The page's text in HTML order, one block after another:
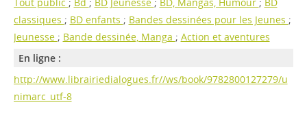
classiques ; BD enfants ; Bandes dessinées pour les Jeunes ;
Jeunesse ; Bande dessinée, Manga ; Action et aventures
En ligne :
http://www.librairiedialogues.fr//ws/book/9782800127279/u
nimarc_utf-8